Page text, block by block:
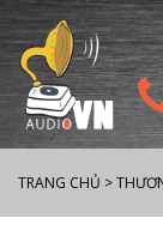
TRANG CHỦ >